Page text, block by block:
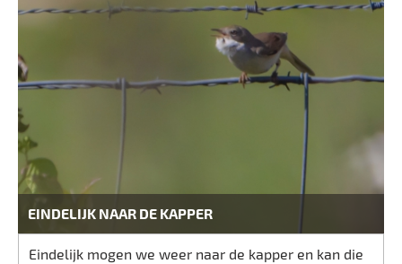
EINDELIJK NAAR DE KAPPER
Eindelijk mogen we weer naar de kapper en kan die